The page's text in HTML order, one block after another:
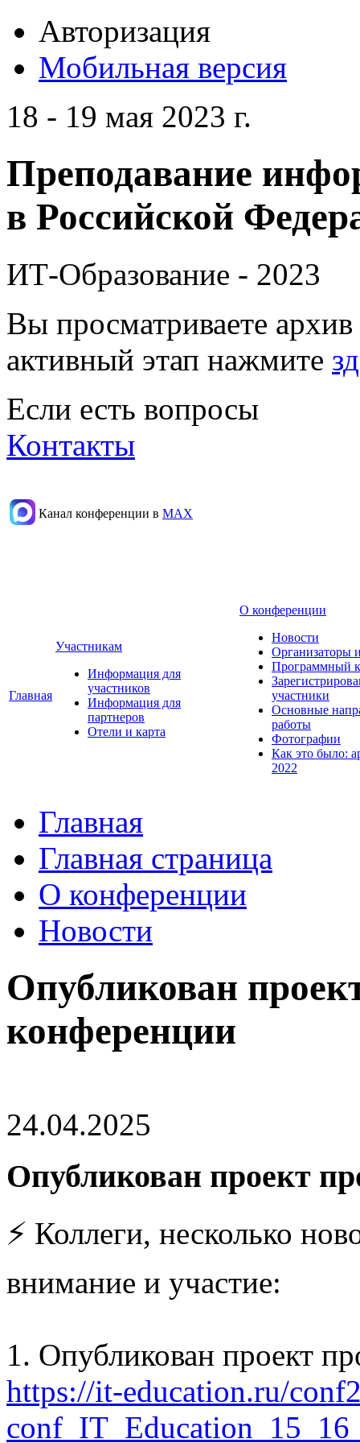
Авторизация
Мобильная версия
18 - 19 мая 2023 г.
Преподавание
в Российской
ИТ-Образование - 2023
Вы просматриваете
активный этап нажмите
Если есть вопросы
Контакты
Канал конференции в МАХ
Главная
Участникам
Информация для
участников
Информация для
партнеров
Отели и карта
О конференции
Новости
Организаторы
Программный
участники
Основные
работы
Фотографии
Как это было:
2022
Главная
Главная страница
О конференции
Новости
Опубликован
конференции
24.04.2025
Опубликован проект
⚡️ Коллеги, несколько
внимание и участие:
1. Опубликован проект
https://it-education.ru/